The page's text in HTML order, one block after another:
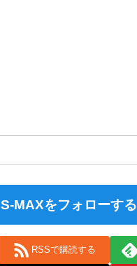
S-MAXをフォローする
RSSで購読する